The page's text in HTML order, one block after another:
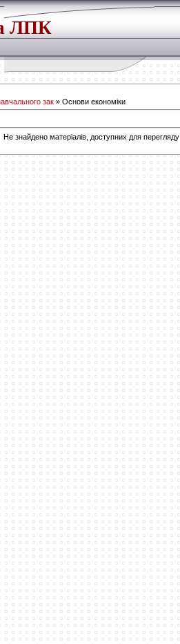
ЛПК
зак » Основи економіки
Не знайдено матеріалів, доступних для перегляду